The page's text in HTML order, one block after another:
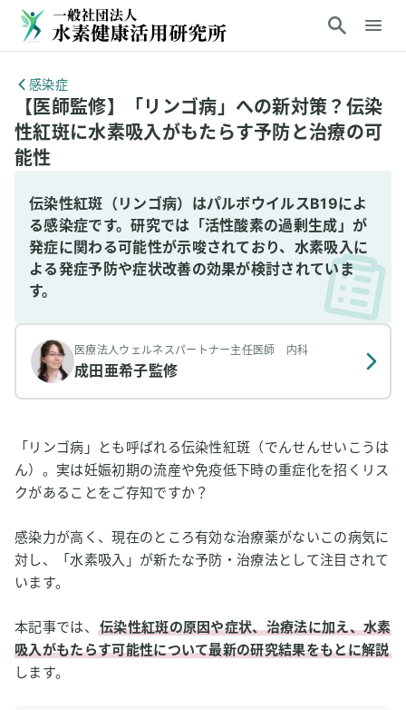
感染症
【医師監修】「リンゴ病」への新対策？伝染
性紅斑に水素吸入がもたらす予防と治療の可
能性
伝染性紅斑（リンゴ病）はパルボウイルスB19によ
る感染症です。研究では「活性酸素の過剰生成」が
発症に関わる可能性が示唆されており、水素吸入に
よる発症予防や症状改善の効果が検討されていま
す。
医療法人ウェルネスパートナー主任医師 内科
成田亜希子監修
「リンゴ病」とも呼ばれる伝染性紅斑（でんせんせいこうは
ん）。実は妊娠初期の流産や免疫低下時の重症化を招くリス
クがあることをご存知ですか？
感染力が高く、現在のところ有効な治療薬がないこの病気に
対し、「水素吸入」が新たな予防・治療法として注目されて
います。
本記事では、
伝染性紅斑の原因や症状、治療法に加え、水素
吸入がもたらす可能性について最新の研究結果をもとに解説
します。